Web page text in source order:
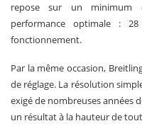
repose sur un minimum
performance optimale :
fonctionnement.
Par la même occasion,
de réglage. La résolution
exigé de nombreuses années
un résultat à la hauteur de